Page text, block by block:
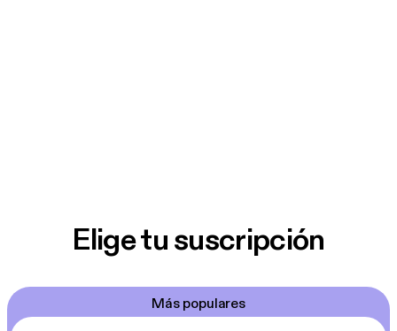
Elige tu suscripción
Más populares